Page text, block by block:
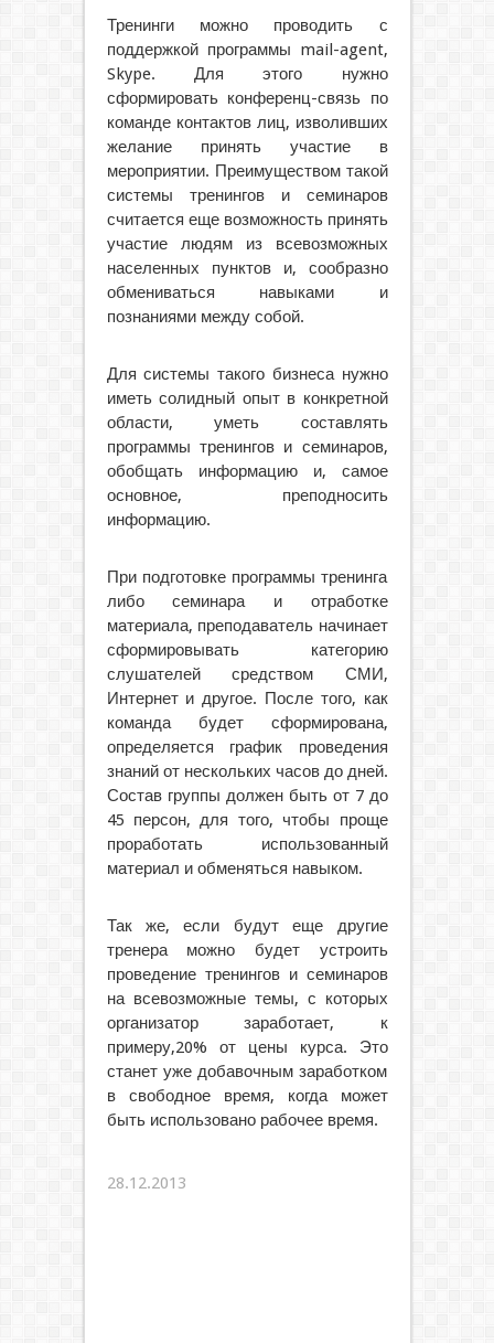
Тренинги можно проводить с
поддержкой программы mail-agent,
Skype. Для этого нужно
сформировать конференц-связь по
команде контактов лиц, изволивших
желание принять участие в
мероприятии. Преимуществом такой
системы тренингов и семинаров
считается еще возможность принять
участие людям из всевозможных
населенных пунктов и, сообразно
обмениваться навыками и
познаниями между собой.
Для системы такого бизнеса нужно
иметь солидный опыт в конкретной
области, уметь составлять
программы тренингов и семинаров,
обобщать информацию и, самое
основное, преподносить
информацию.
При подготовке программы тренинга
либо семинара и отработке
материала, преподаватель начинает
сформировывать категорию
слушателей средством СМИ,
Интернет и другое. После того, как
команда будет сформирована,
определяется график проведения
знаний от нескольких часов до дней.
Состав группы должен быть от 7 до
45 персон, для того, чтобы проще
проработать использованный
материал и обменяться навыком.
Так же, если будут еще другие
тренера можно будет устроить
проведение тренингов и семинаров
на всевозможные темы, с которых
организатор заработает, к
примеру,20% от цены курса. Это
станет уже добавочным заработком
в свободное время, когда может
быть использовано рабочее время.
28.12.2013